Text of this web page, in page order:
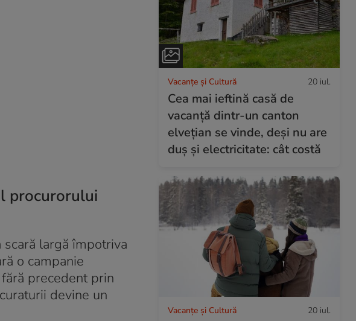
procurorului
largă împotriva
o campanie
precedent prin
devine un
Vacanțe și Cultură 20 iul.
Cea mai ieftină casă de
vacanță dintr-un canton
elvețian se vinde, deși nu are
duș și electricitate: cât costă
Vacanțe și Cultură 20 iul.